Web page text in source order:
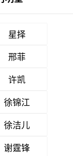
星择
邢菲
许凯
徐锦江
徐洁儿
谢霆锋